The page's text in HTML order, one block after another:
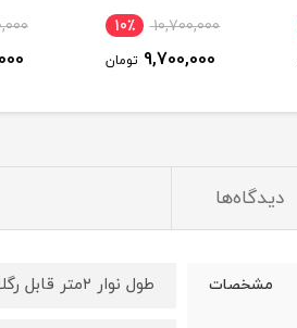
10,700,000 10٪
9,700,000 تومان
دیدگاه‌ها
مشخصات طول نوار ۲متر قابل رگلاژ